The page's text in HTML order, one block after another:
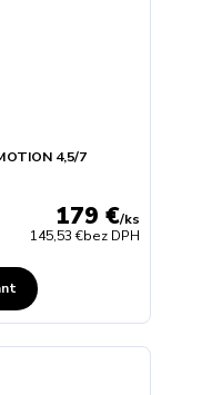
4,5/7
179 €/ks
145,53 €bez DPH